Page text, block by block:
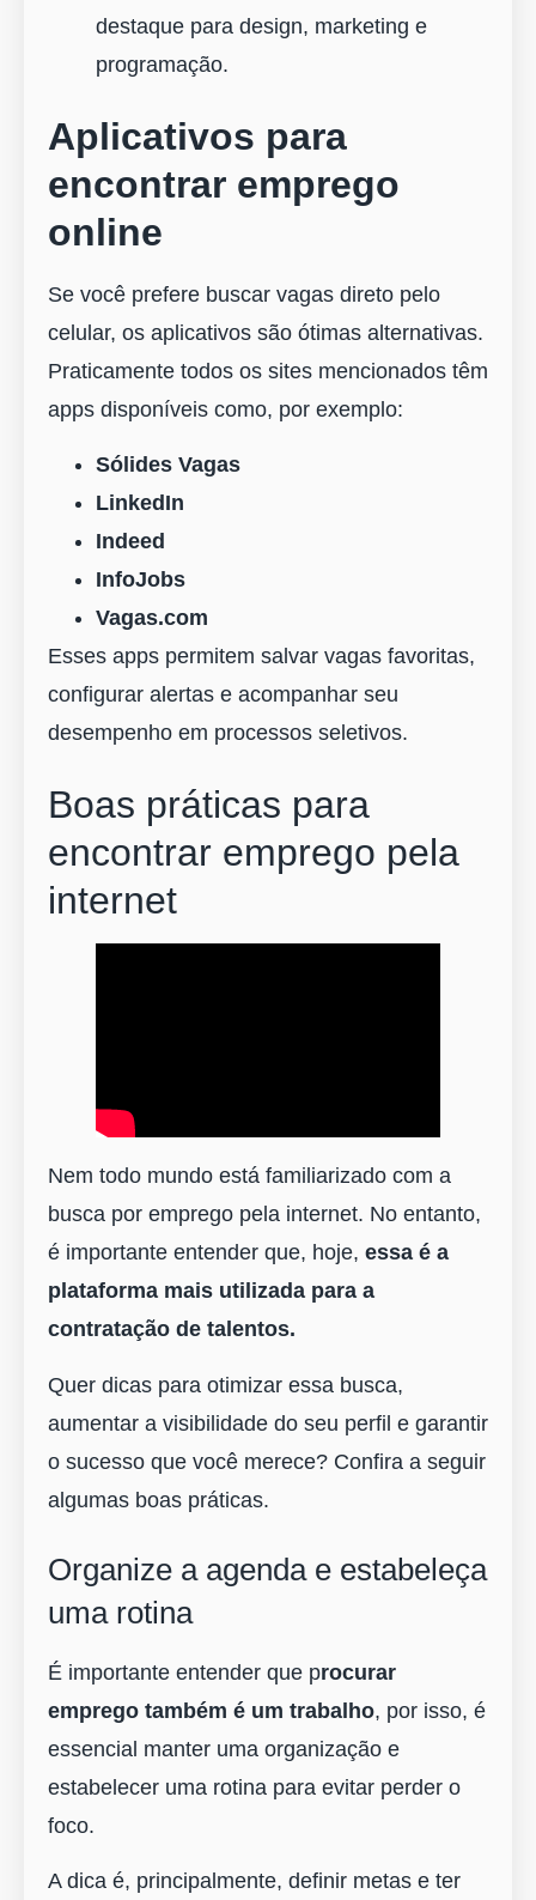
destaque para design, marketing e
programação.
Aplicativos para
encontrar emprego
online
Se você prefere buscar vagas direto pelo
celular, os aplicativos são ótimas alternativas.
Praticamente todos os sites mencionados têm
apps disponíveis como, por exemplo:
Sólides Vagas
LinkedIn
Indeed
InfoJobs
Vagas.com
Esses apps permitem salvar vagas favoritas,
configurar alertas e acompanhar seu
desempenho em processos seletivos.
Boas práticas para
encontrar emprego pela
internet
Nem todo mundo está familiarizado com a
busca por emprego pela internet. No entanto,
é importante entender que, hoje, essa é a
plataforma mais utilizada para a
contratação de talentos.
Quer dicas para otimizar essa busca,
aumentar a visibilidade do seu perfil e garantir
o sucesso que você merece? Confira a seguir
algumas boas práticas.
Organize a agenda e estabeleça
uma rotina
É importante entender que procurar
emprego também é um trabalho, por isso, é
essencial manter uma organização e
estabelecer uma rotina para evitar perder o
foco.
A dica é, principalmente, definir metas e ter